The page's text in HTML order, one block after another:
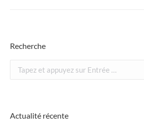
Recherche
Recherche
:
Actualité récente